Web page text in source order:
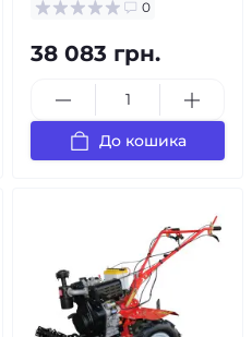
0
38 083 грн.
До кошика